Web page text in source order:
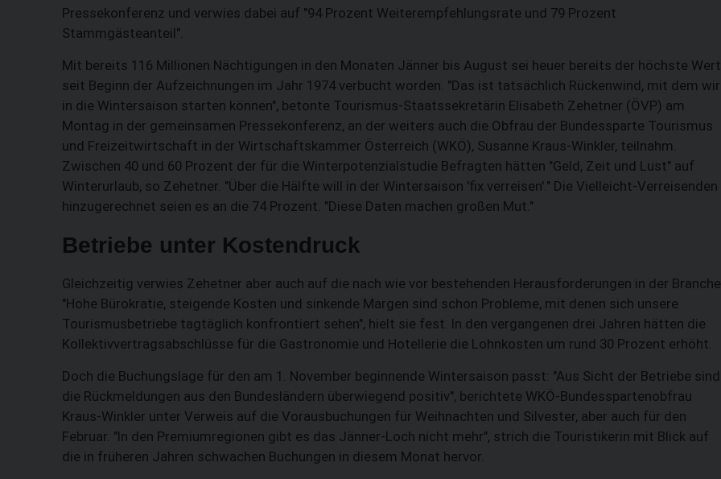
Pressekonferenz und verwies dabei auf "94 Prozent Weiterempfehlungsrate und 79 Prozent
Stammgästeanteil".
Mit bereits 116 Millionen Nächtigungen in den Monaten Jänner bis August sei heuer bereits der höchste Wert
seit Beginn der Aufzeichnungen im Jahr 1974 verbucht worden. "Das ist tatsächlich Rückenwind, mit dem wir
in die Wintersaison starten können", betonte Tourismus-Staatssekretärin Elisabeth Zehetner (ÖVP) am
Montag in der gemeinsamen Pressekonferenz, an der weiters auch die Obfrau der Bundessparte Tourismus
und Freizeitwirtschaft in der Wirtschaftskammer Österreich (WKÖ), Susanne Kraus-Winkler, teilnahm.
Zwischen 40 und 60 Prozent der für die Winterpotenzialstudie Befragten hätten "Geld, Zeit und Lust" auf
Winterurlaub, so Zehetner. "Über die Hälfte will in der Wintersaison 'fix verreisen'." Die Vielleicht-Verreisenden
hinzugerechnet seien es an die 74 Prozent. "Diese Daten machen großen Mut."
Betriebe unter Kostendruck
Gleichzeitig verwies Zehetner aber auch auf die nach wie vor bestehenden Herausforderungen in der
"Hohe Bürokratie, steigende Kosten und sinkende Margen sind schon Probleme, mit denen sich unsere
Tourismusbetriebe tagtäglich konfrontiert sehen", hielt sie fest. In den vergangenen drei Jahren hätten die
Kollektivvertragsabschlüsse für die Gastronomie und Hotellerie die Lohnkosten um rund 30 Prozent erhöht.
Doch die Buchungslage für den am 1. November beginnende Wintersaison passt: "Aus Sicht der Betriebe sind
die Rückmeldungen aus den Bundesländern überwiegend positiv", berichtete WKÖ-Bundesspartenobfrau
Kraus-Winkler unter Verweis auf die Vorausbuchungen für Weihnachten und Silvester, aber auch für den
Februar. "In den Premiumregionen gibt es das Jänner-Loch nicht mehr", strich die Touristikerin mit Blick auf
die in früheren Jahren schwachen Buchungen in diesem Monat hervor.
SUCHEN